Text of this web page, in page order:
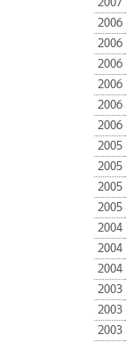
2006
2006
2006
2006
2006
2006
2005
2005
2005
2005
2004
2004
2004
2003
2003
2003